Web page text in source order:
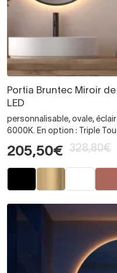
Portia Bruntec Miroir
LED
personnalisable, ovale,
6000K. En option : Triple
205,50€ 328,80€